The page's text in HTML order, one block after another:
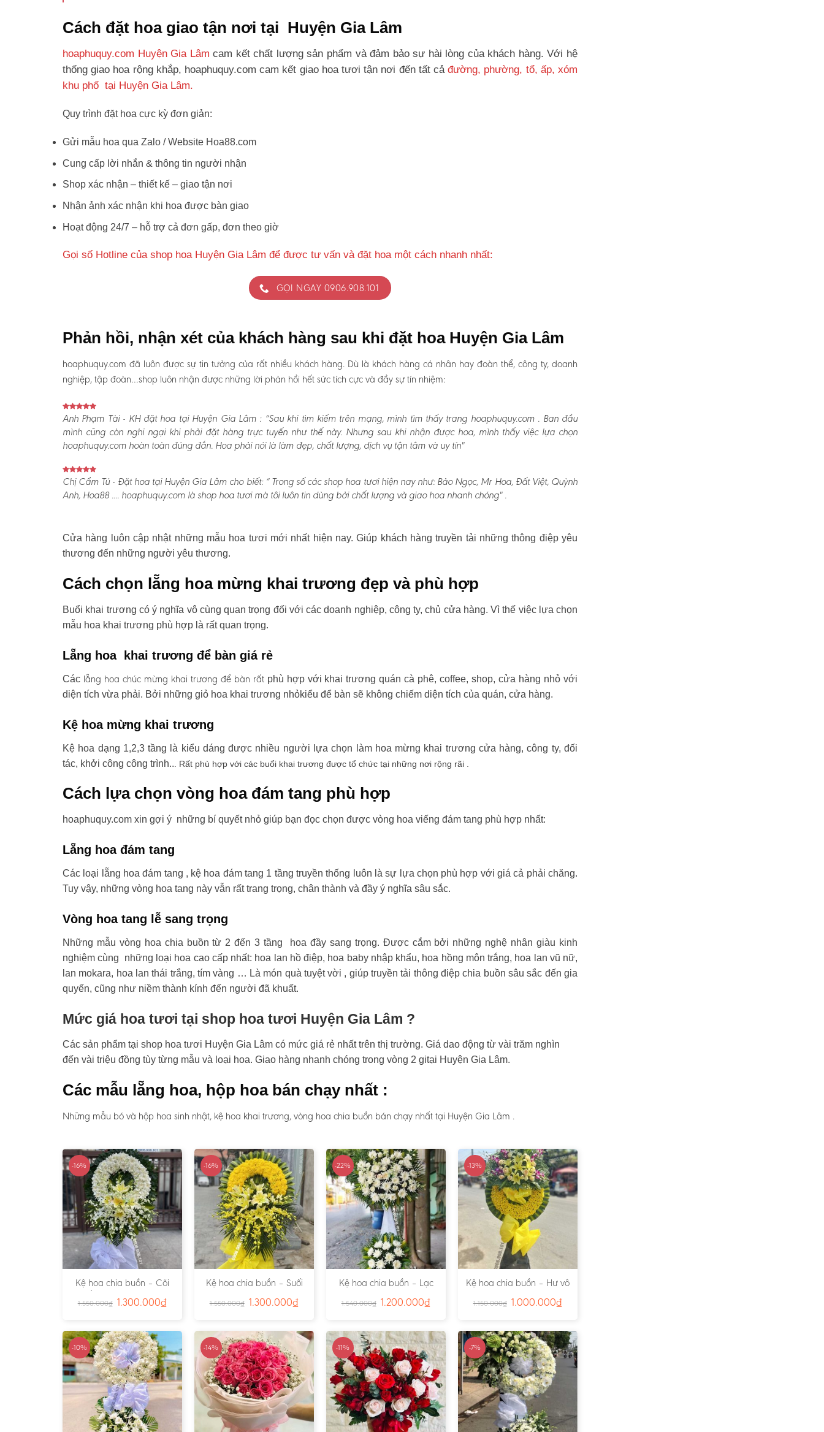
Cách đặt hoa giao tận nơi tại Huyện Gia Lâm
hoaphuquy.com Huyện Gia Lâm cam kết chất lượng sản phẩm và đảm bảo sự hài lòng của khách hàng. Với hệ
thống giao hoa rộng khắp, hoaphuquy.com cam kết giao hoa tươi tận nơi đến tất cảđường, phường, tổ, ấp, xóm
khu phố tại Huyện Gia Lâm.
Quy trình đặt hoa cực kỳ đơn giản:
Gửi mẫu hoa qua Zalo / Website Hoa88.com
Cung cấp lời nhắn & thông tin người nhận
Shop xác nhận – thiết kế – giao tận nơi
Nhận ảnh xác nhận khi hoa được bàn giao
Hoạt động 24/7 – hỗ trợ cả đơn gấp, đơn theo giờ
Gọi số Hotline của shop hoa Huyện Gia Lâm để được tư vấn và đặt hoa một cách nhanh nhất:
GỌI NGAY 0906.908.101
Phản hồi, nhận xét của khách hàng sau khi đặt hoa Huyện Gia Lâm
hoaphuquy.com đã luôn được sự tin tưởng của rất nhiều khách hàng. Dù là khách hàng cá nhân hay đoàn thể, công ty, doanh
nghiệp, tập đoàn…shop luôn nhận được những lời phản hồi hết sức tích cực và đầy sự tín nhiệm:
Anh Phạm Tài - KH đặt hoa tại Huyện Gia Lâm :“Sau khi tìm kiếm trên mạng, mình tìm thấy trang hoaphuquy.com . Ban đầu
mình cũng còn nghi ngại khi phải đặt hàng trực tuyến như thế này. Nhưng sau khi nhận được hoa, mình thấy việc lựa chọn
hoaphuquy.com hoàn toàn đúng đắn. Hoa phải nói là làm đẹp, chất lượng, dịch vụ tận tâm và uy tín"
Chị Cẩm Tú - Đặt hoa tại Huyện Gia Lâm cho biết:“ Trong số các shop hoa tươi hiện nay như: Bảo Ngọc, Mr Hoa, Đất Việt, Quỳnh
Anh, Hoa88 .... hoaphuquy.com là shop hoa tươi mà tôi luôn tin dùng bởi chất lượng và giao hoa nhanh chóng" .
Cửa hàng luôn cập nhật những mẫu hoa tươi mới nhất hiện nay. Giúp khách hàng truyền tải những thông điệp yêu
thương đến những người yêu thương.
Cách chọn lẵng hoa mừng khai trương đẹp và phù hợp
Buổi khai trương có ý nghĩa vô cùng quan trọng đối với các doanh nghiệp, công ty, chủ cửa hàng. Vì thế việc lựa chọn
mẫu hoa khai trương phù hợp là rất quan trọng.
Lẵng hoa khai trương để bàn giá rẻ
Các lẵng hoa chúc mừng khai trương để bàn rấtphù hợp với khai trương quán cà phê, coffee, shop, cửa hàng nhỏ với
diện tích vừa phải. Bởi những giỏ hoa khai trương nhỏkiểu để bàn sẽ không chiếm diện tích của quán, cửa hàng.
Kệ hoa mừng khai trương
Kệ hoa dạng 1,2,3 tầng là kiểu dáng được nhiều người lựa chọn làm hoa mừng khai trương cửa hàng, công ty, đối
tác, khởi công công trình.. . Rất phù hợp với các buổi khai trương được tổ chức tại những nơi rộng rãi .
Cách lựa chọn vòng hoa đám tang phù hợp
hoaphuquy.com xin gợi ý những bí quyết nhỏ giúp bạn đọc chọn được vòng hoa viếng đám tang phù hợp nhất:
Lẵng hoa đám tang
Các loại lẵng hoa đám tang , kệ hoa đám tang 1 tầng truyền thống luôn là sự lựa chọn phù hợp với giá cả phải chăng.
Tuy vậy, những vòng hoa tang này vẫn rất trang trọng, chân thành và đầy ý nghĩa sâu sắc.
Vòng hoa tang lễ sang trọng
Những mẫu vòng hoa chia buồn từ 2 đến 3 tầng hoa đầy sang trọng. Được cắm bởi những nghệ nhân giàu kinh
nghiệm cùng những loại hoa cao cấp nhất: hoa lan hồ điệp, hoa baby nhập khẩu, hoa hồng môn trắng, hoa lan vũ nữ,
lan mokara, hoa lan thái trắng, tím vàng … Là món quà tuyệt vời , giúp truyền tải thông điệp chia buồn sâu sắc đến gia
quyến, cũng như niềm thành kính đến người đã khuất.
Mức giá hoa tươi tại shop hoa tươi Huyện Gia Lâm ?
Các sản phẩm tại shop hoa tươi Huyện Gia Lâm có mức giá rẻ nhất trên thị trường. Giá dao động từ vài trăm nghìn
đến vài triệu đồng tùy từng mẫu và loại hoa. Giao hàng nhanh chóng trong vòng 2 gitại Huyện Gia Lâm.
Các mẫu lẵng hoa, hộp hoa bán chạy nhất :
Những mẫu bó và hộp hoa sinh nhật, kệ hoa khai trương, vòng hoa chia buồn bán chạy nhất tại Huyện Gia Lâm .
-16%
Kệ hoa chia buồn – Cõi
Trần Gian – Ms:4724
1.550.000₫ 1.300.000₫
-16%
Kệ hoa chia buồn – Suối
1.550.000₫ 1.300.000₫
-22%
Kệ hoa chia buồn – Lạc
1.540.000₫ 1.200.000₫
-13%
Kệ hoa chia buồn – Hư vô
1.150.000₫ 1.000.000₫
-10% -14% -11% -7%